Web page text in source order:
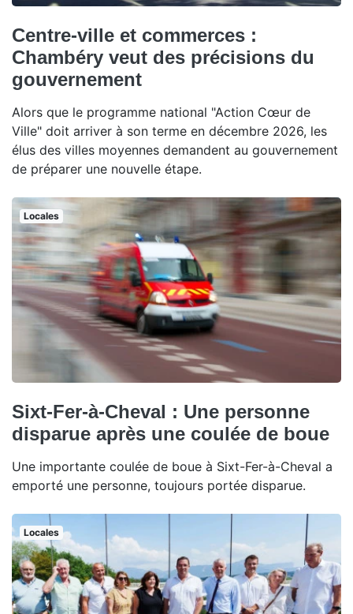
Centre-ville et commerces :
Chambéry veut des précisions du
gouvernement
Alors que le programme national "Action Cœur de
Ville" doit arriver à son terme en décembre 2026, les
élus des villes moyennes demandent au gouvernement
de préparer une nouvelle étape.
Locales
Sixt-Fer-à-Cheval : Une personne
disparue après une coulée de boue
Une importante coulée de boue à Sixt-Fer-à-Cheval a
emporté une personne, toujours portée disparue.
Locales